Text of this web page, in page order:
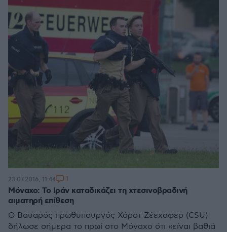
Μόναχο: Το Ιράν καταδικάζει τη χτεσινοβραδινή
αιματηρή επίθεση
Ο Βαυαρός πρωθυπουργός Χόρστ Ζέεχοφερ (CSU)
δήλωσε σήμερα το πρωί στο Μόναχο ότι «είναι βαθιά
23.07.2016, 11:44 1